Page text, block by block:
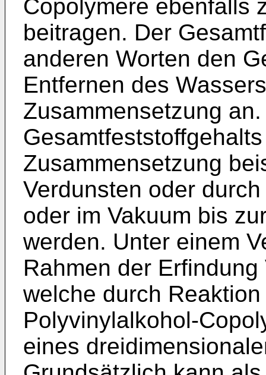
Copolymere ebenfalls
beitragen. Der
anderen Worten den
Entfernen des
Zusammensetzung
Zusammensetzung
Verdunsten oder
oder im Vakuum bis
werden. Unter einem
Rahmen der
welche durch
Polyvinylalkohol-
eines